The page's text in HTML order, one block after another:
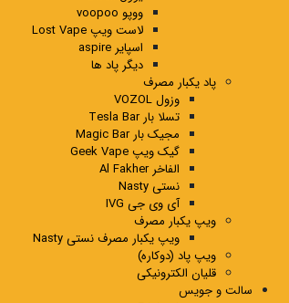
ووپو voopoo
لاست ویپ Lost Vape
اسپایر aspire
دیگر پاد ها
پاد یکبار مصرف
وزول VOZOL
تسلا بار Tesla Bar
مجیک بار Magic Bar
گیک ویپ Geek Vape
الفاخر Al Fakher
نستی Nasty
آی وی جی IVG
ویپ یکبار مصرف
ویپ یکبار مصرف نستی Nasty
ویپ پاد (دوکاره)
قلیان الکترونیکی
سالت و جویس